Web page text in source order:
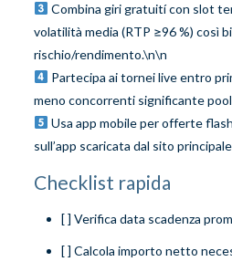
Combina giri gratuití con slot
volatilità media (RTP ≥96 %) così
rischio/rendimento.\n\n
Partecipa ai tornei live entro
meno concorrenti significan­te
Usa app mobile per offerte
sull’app scaricata dal sito
Checklist rapida
[ ] Verifica data scadenza
[ ] Calcola importo netto